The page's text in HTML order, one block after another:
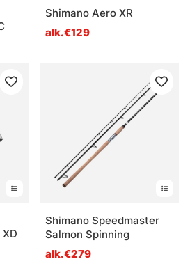
tähdestäShimano Aero XR
alk.€129
tähdestäShimano Speedmaster
Salmon Spinning
alk.€279